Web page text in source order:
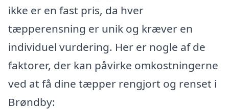
ikke er en fast pris, da hver
tæpperensning er unik og kræver en
individuel vurdering. Her er nogle af de
faktorer, der kan påvirke omkostningerne
ved at få dine tæpper rengjort og renset i
Brøndby: